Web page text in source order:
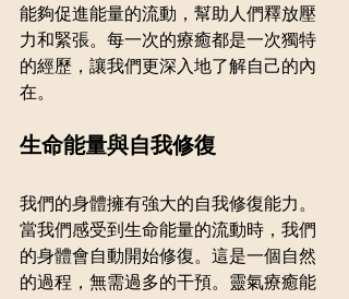
能夠促進能量的流動，幫助人們釋放壓
力和緊張。每一次的療癒都是一次獨特
的經歷，讓我們更深入地了解自己的內
在。
生命能量與自我修復
我們的身體擁有強大的自我修復能力。
當我們感受到生命能量的流動時，我們
的身體會自動開始修復。這是一個自然
的過程，無需過多的干預。靈氣療癒能